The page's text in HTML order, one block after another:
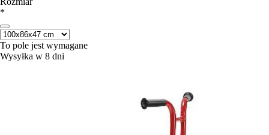
*
To pole jest wymagane
Wysyłka w 8 dni